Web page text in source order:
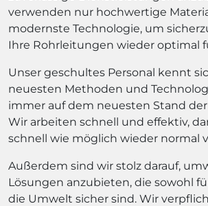
verwenden nur hochwertige
modernste Technologie, um
Ihre Rohrleitungen wieder optimal
Unser geschultes Personal kennt
neuesten Methoden und
immer auf dem neuesten Stand
Wir arbeiten schnell und effektiv,
schnell wie möglich wieder normal
Außerdem sind wir stolz darauf,
Lösungen anzubieten, die sowohl
die Umwelt sicher sind. Wir